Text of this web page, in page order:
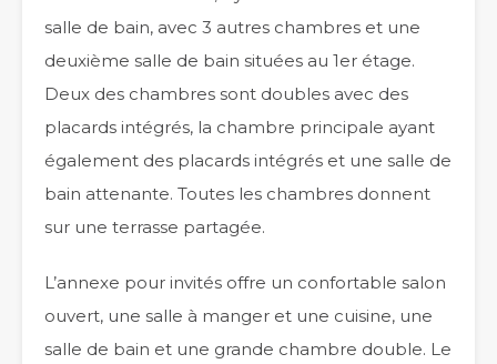
salle de bain, avec 3 autres chambres et une
deuxième salle de bain situées au 1er étage.
Deux des chambres sont doubles avec des
placards intégrés, la chambre principale ayant
également des placards intégrés et une salle de
bain attenante. Toutes les chambres donnent
sur une terrasse partagée.
L’annexe pour invités offre un confortable salon
ouvert, une salle à manger et une cuisine, une
salle de bain et une grande chambre double. Le